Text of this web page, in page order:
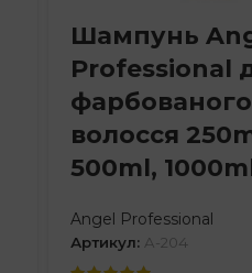
Шампунь
Professional
фарбованого
волосся
500ml,
Angel Professional
Артикул: A-204